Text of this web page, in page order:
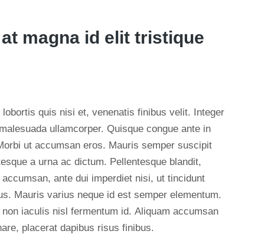
magna id elit tristique
quis nisi et, venenatis finibus velit. Integer
ullamcorper. Quisque congue ante in
ut accumsan eros. Mauris semper suscipit
a urna ac dictum. Pellentesque blandit,
ante dui imperdiet nisi, ut tincidunt
Mauris varius neque id est semper elementum.
iaculis nisl fermentum id. Aliquam accumsan
placerat dapibus risus finibus.